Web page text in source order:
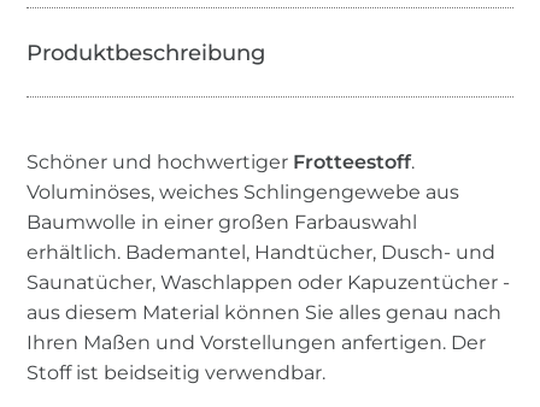
Schöner und hochwertiger Frotteestoff.
Voluminöses, weiches Schlingengewebe aus
Baumwolle in einer großen Farbauswahl
erhältlich. Bademantel, Handtücher, Dusch- und
Saunatücher, Waschlappen oder Kapuzentücher -
aus diesem Material können Sie alles genau nach
Ihren Maßen und Vorstellungen anfertigen. Der
Stoff ist beidseitig verwendbar.